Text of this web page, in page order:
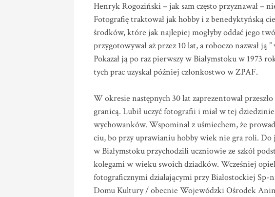
Henryk Rogoziński – jak sam często przyznawał –
Fotografię traktował jak hobby i z benedyktyńską
środków, które jak najlepiej mogłyby oddać jego
przygotowywał aż przez 10 lat, a roboczo nazwał ją
Pokazał ją po raz pierwszy w Białymstoku w 1973
tych prac uzyskał później członkostwo w ZPAF.
W okresie następnych 30 lat zaprezentował
granicą. Lubił uczyć fotografii i miał w tej
wychowanków. Wspominał z uśmiechem, że
ciu, bo przy uprawianiu hobby wiek nie gra roli.
w Białymstoku przychodzili uczniowie ze szkół
kolegami w wieku swoich dziadków. Wcześniej
fotograficznymi działającymi przy Białostockiej
Domu Kultury / obecnie Wojewódzki Ośrodek